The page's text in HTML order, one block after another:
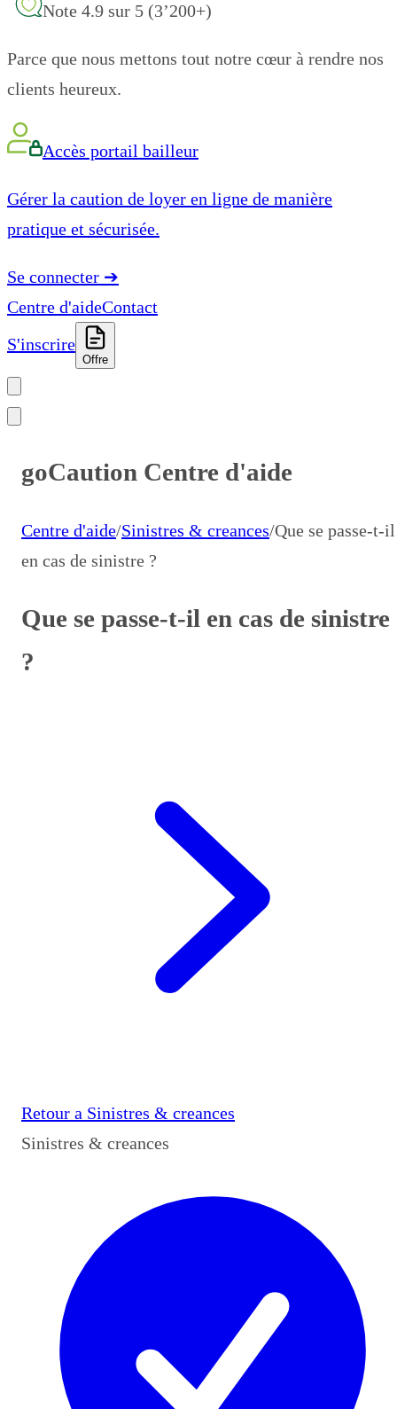
Note 4.9 sur 5 (3’200+)
Parce que nous mettons tout notre cœur à rendre nos
clients heureux.
Accès portail bailleur
Gérer la caution de loyer en ligne de manière
pratique et sécurisée.
Se connecter ➔
Centre d'aideContact
S'inscrire
Offre
goCaution Centre d'aide
Centre d'aide/Sinistres & creances/Que se passe-t-il
en cas de sinistre ?
Que se passe-t-il en cas de sinistre
?
Retour a Sinistres & creances
Sinistres & creances